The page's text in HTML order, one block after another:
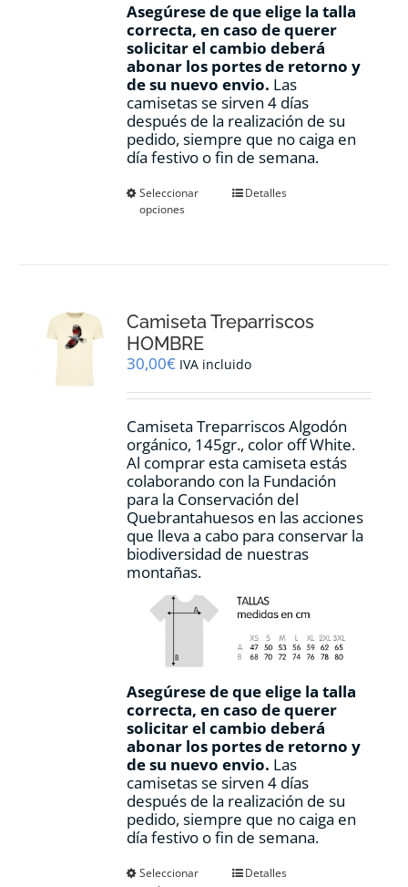
Asegúrese de que elige la talla
correcta, en caso de querer
solicitar el cambio deberá
abonar los portes de retorno y
de su nuevo envio. Las
camisetas se sirven 4 días
después de la realización de su
pedido, siempre que no caiga en
día festivo o fin de semana.
Seleccionar
opciones
Este
se
elegir
en
la
de
producto
Detalles
Camiseta Treparriscos
HOMBRE
30,00€ IVA incluido
Camiseta Treparriscos Algodón
orgánico, 145gr., color off White.
Al comprar esta camiseta estás
colaborando con la Fundación
para la Conservación del
Quebrantahuesos en las acciones
que lleva a cabo para conservar la
biodiversidad de nuestras
montañas.
Asegúrese de que elige la talla
correcta, en caso de querer
solicitar el cambio deberá
abonar los portes de retorno y
de su nuevo envio. Las
camisetas se sirven 4 días
después de la realización de su
pedido, siempre que no caiga en
día festivo o fin de semana.
Seleccionar
EsteDetalles